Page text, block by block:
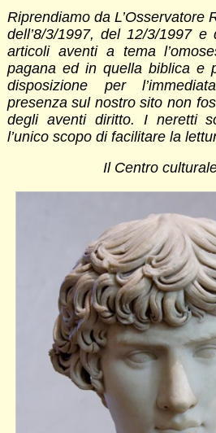
Riprendiamo da L’Osservatore
dell’8/3/1997, del 12/3/1997
articoli aventi a tema
pagana ed in quella biblica e
disposizione per
presenza sul nostro sito non
degli aventi diritto. I neretti
l’unico scopo di facilitare la
Il Centro